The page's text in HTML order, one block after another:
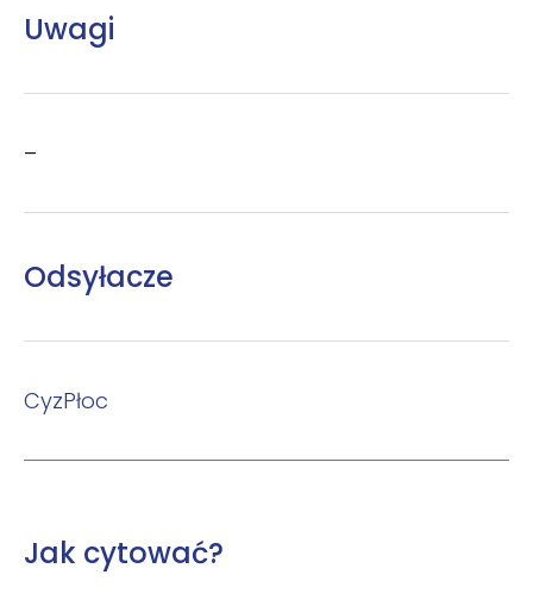
Uwagi
–
Odsyłacze
CyzPłoc
Jak cytować?